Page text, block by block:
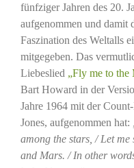
fünfziger Jahren des 20.
aufgenommen und damit
Faszination des Weltalls
mitgegeben. Das
Liebeslied „Fly me to the
Bart Howard in der
Jahre 1964 mit der
Jones, aufgenommen hat:
among the stars, / Let
and Mars. / In other